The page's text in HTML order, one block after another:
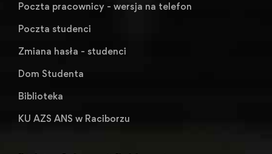
Poczta pracownicy - wersja na telefon
Poczta studenci
Zmiana hasła - studenci
Dom Studenta
Biblioteka
KU AZS ANS w Raciborzu